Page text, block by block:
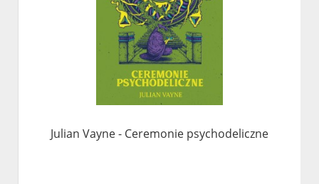
Julian Vayne - Ceremonie psychodeliczne